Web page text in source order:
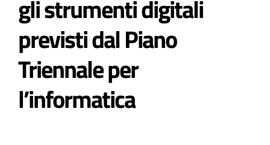
Notizie
Progetti
gli strumenti digitali
previsti dal Piano
Triennale per
l’informatica